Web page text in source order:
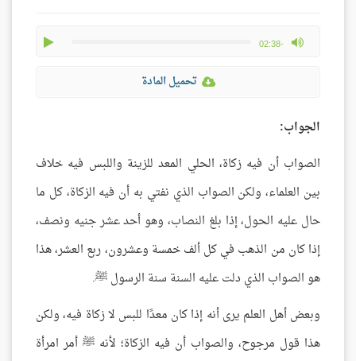
-02:38
max volume
تحميل المادة
الجواب:
الصواب أن فيه زكاة، الحلي المعد للزينة واللبس فيه خلاف
بين العلماء، ولكن الصواب الذي نفتي به أن فيه الزكاة، كل ما
حال عليه الحول، إذا بلغ النصاب، وهو أحد عشر جنيه ونصف،
إذا كان من الذهب في كل ألف خمسة وعشرون، ربع العشر، هذا
هو الصواب الذي دلت عليه السنة سنة الرسول ﷺ.
وبعض أهل العلم يرى أنه إذا كان معدًا للبس لا زكاة فيه، ولكن
هذا قول مرجوح، والصواب أن فيه الزكاة؛ لأنه ﷺ أمر امرأة